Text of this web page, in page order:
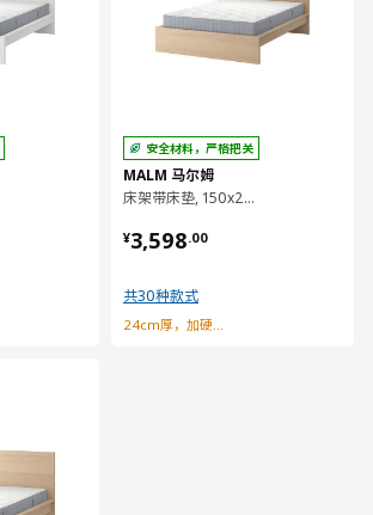
安全材料，严格把关
MALM 马尔姆
床架带床垫, 150x200 厘米
¥3,598.00
¥ 3598.00
共30种款式
24cm厚，加硬型弹簧床垫